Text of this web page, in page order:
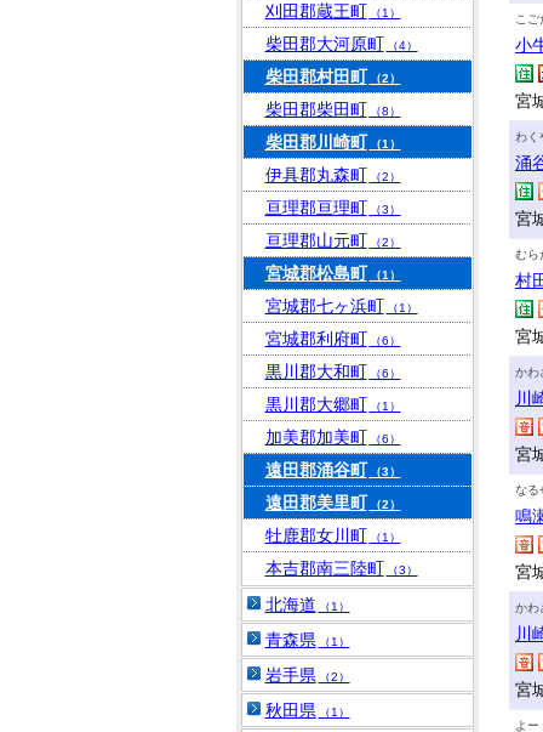
こご
小
宮
わく
涌
宮
むら
村
宮
かわ
川
宮
なる
鳴
宮
かわ
川
宮
よ
刈田郡蔵王町 （1）
柴田郡大河原町 （4）
柴田郡村田町 （2）
柴田郡柴田町 （8）
柴田郡川崎町 （1）
伊具郡丸森町 （2）
亘理郡亘理町 （3）
亘理郡山元町 （2）
宮城郡松島町 （1）
宮城郡七ヶ浜町 （1）
宮城郡利府町 （6）
黒川郡大和町 （6）
黒川郡大郷町 （1）
加美郡加美町 （6）
遠田郡涌谷町 （3）
遠田郡美里町 （2）
牡鹿郡女川町 （1）
本吉郡南三陸町 （3）
北海道 （1）
青森県 （1）
岩手県 （2）
秋田県 （1）